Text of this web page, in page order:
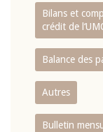
Bilans et
crédit de
Balance des
Autres
Bulletin